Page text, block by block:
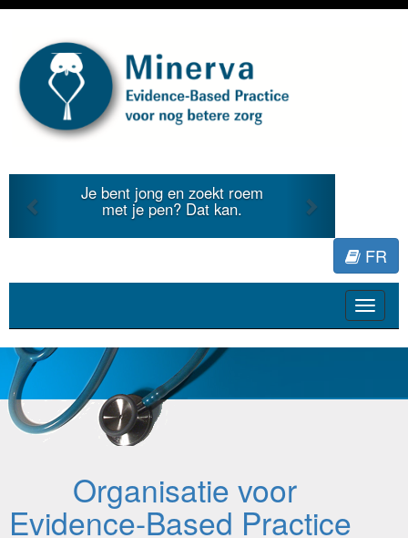
Je bent jong en zoekt roem
met je pen? Dat kan.
Previous
FR
Toggle
Organisatie voor
Evidence-Based Practice